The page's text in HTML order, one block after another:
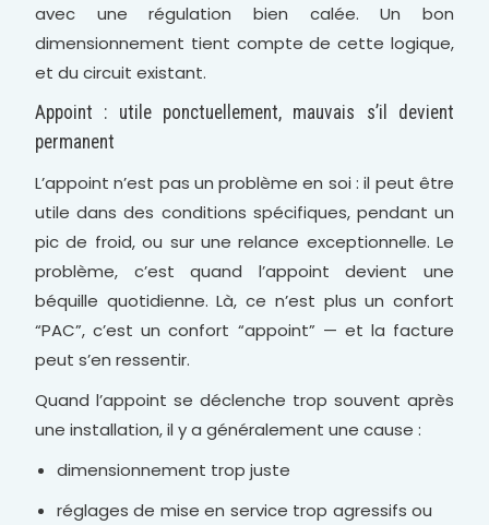
avec une régulation bien calée. Un bon
dimensionnement tient compte de cette logique,
et du circuit existant.
Appoint : utile ponctuellement, mauvais s’il devient
permanent
L’appoint n’est pas un problème en soi : il peut être
utile dans des conditions spécifiques, pendant un
pic de froid, ou sur une relance exceptionnelle. Le
problème, c’est quand l’appoint devient une
béquille quotidienne. Là, ce n’est plus un confort
“PAC”, c’est un confort “appoint” — et la facture
peut s’en ressentir.
Quand l’appoint se déclenche trop souvent après
une installation, il y a généralement une cause :
dimensionnement trop juste
réglages de mise en service trop agressifs ou